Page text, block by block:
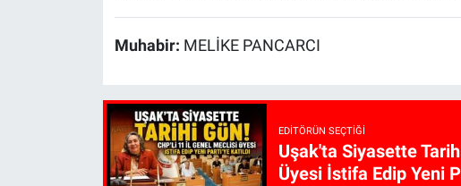
Muhabir: MELİKE PANCARCI
EDITÖRÜN SEÇTIĞI
Uşak'ta Siyasette
Üyesi İstifa Edip Yeni